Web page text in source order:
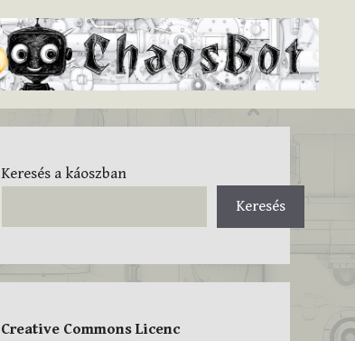
Keresés a káoszban
Keresés
Creative Commons Licenc